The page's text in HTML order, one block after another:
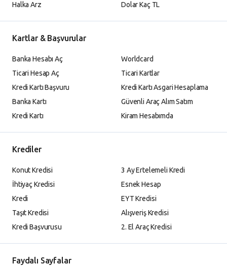
Halka Arz
Dolar Kaç TL
Kartlar & Başvurular
Banka Hesabı Aç
Ticari Hesap Aç
Kredi Kartı Başvuru
Banka Kartı
Kredi Kartı
Worldcard
Ticari Kartlar
Kredi Kartı Asgari Hesaplama
Güvenli Araç Alım Satım
Kiram Hesabımda
Krediler
Konut Kredisi
İhtiyaç Kredisi
Kredi
Taşıt Kredisi
Kredi Başvurusu
3 Ay Ertelemeli Kredi
Esnek Hesap
EYT Kredisi
Alışveriş Kredisi
2. El Araç Kredisi
Faydalı Sayfalar